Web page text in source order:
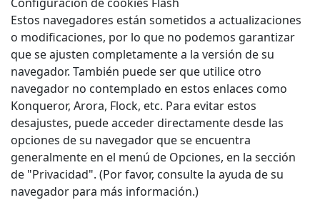
Estos navegadores están sometidos a actualizaciones
o modificaciones, por lo que no podemos garantizar
que se ajusten completamente a la versión de su
navegador. También puede ser que utilice otro
navegador no contemplado en estos enlaces como
Konqueror, Arora, Flock, etc. Para evitar estos
desajustes, puede acceder directamente desde las
opciones de su navegador que se encuentra
generalmente en el menú de Opciones, en la sección
de "Privacidad". (Por favor, consulte la ayuda de su
navegador para más información.)